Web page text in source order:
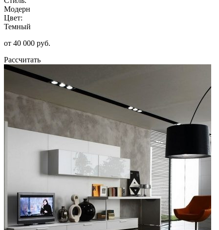
Модерн
Цвет:
Темный
от 40 000 руб.
Рассчитать